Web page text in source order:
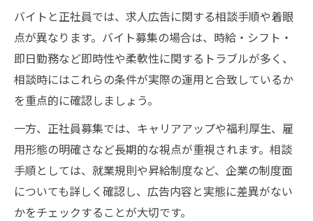
バイトと正社員では、求人広告に関する相談手順や着眼
点が異なります。バイト募集の場合は、時給・シフト・
即日勤務など即時性や柔軟性に関するトラブルが多く、
相談時にはこれらの条件が実際の運用と合致しているか
を重点的に確認しましょう。
一方、正社員募集では、キャリアアップや福利厚生、雇
用形態の明確さなど長期的な視点が重視されます。相談
手順としては、就業規則や昇給制度など、企業の制度面
についても詳しく確認し、広告内容と実態に差異がない
かをチェックすることが大切です。